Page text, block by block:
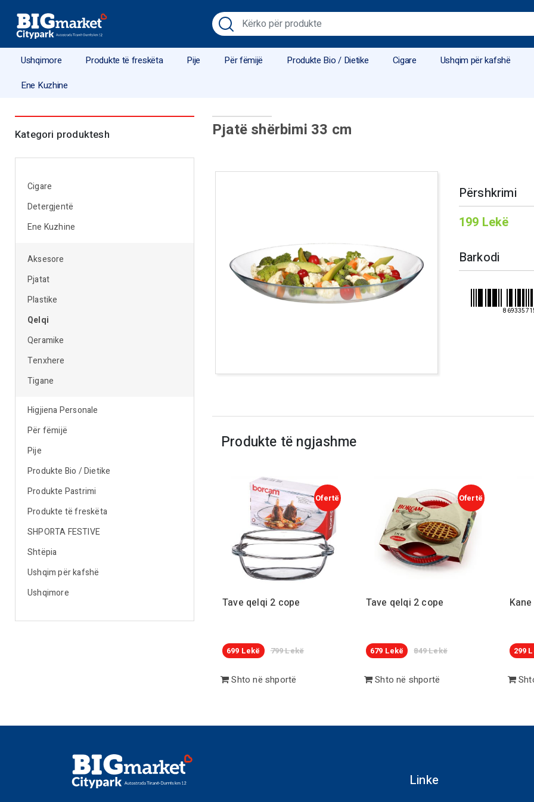
Ushqimore Produkte të freskëta Pije Për fëmijë Produkte Bio / Dietike Cigare Ushqim për kafshë
Ene Kuzhine
Kategori produktesh
Cigare
Detergjentë
Ene Kuzhine
Aksesore
Pjatat
Plastike
Qelqi
Qeramike
Tenxhere
Tigane
Higjiena Personale
Për fëmijë
Pije
Produkte Bio / Dietike
Produkte Pastrimi
Produkte të freskëta
SHPORTA FESTIVE
Shtëpia
Ushqim për kafshë
Ushqimore
Pjatë shërbimi 33 cm
Përshkrimi
199 Lekë
Barkodi
Produkte të ngjashme
Tave qelqi 2 cope
799Lekë
699 Lekë
Shto në shportë
Tave qelqi 2 cope
849Lekë
679 Lekë
Shto në shportë
299
Linke